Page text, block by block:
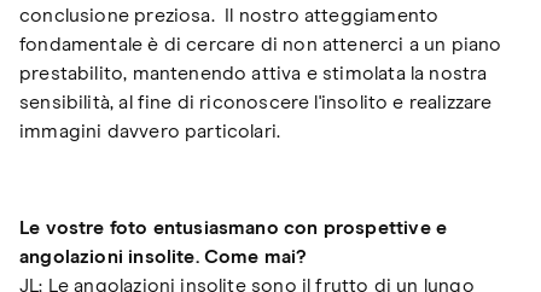
conclusione preziosa. Il nostro atteggiamento
fondamentale è di cercare di non attenerci a un piano
prestabilito, mantenendo attiva e stimolata la nostra
sensibilità, al fine di riconoscere l'insolito e realizzare
immagini davvero particolari.
Le vostre foto entusiasmano con prospettive e
angolazioni insolite. Come mai?
JL: Le angolazioni insolite sono il frutto di un lungo